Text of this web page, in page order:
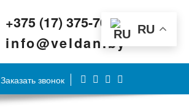
+375 (17) 375-70-70
info@veldan.by
Заказать звонок
RU